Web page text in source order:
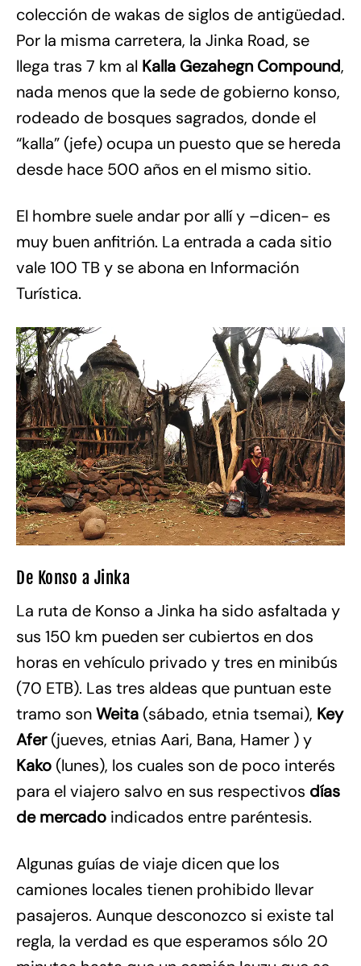
colección de wakas de siglos de antigüedad.
Por la misma carretera, la Jinka Road, se
llega tras 7 km al Kalla Gezahegn Compound,
nada menos que la sede de gobierno konso,
rodeado de bosques sagrados, donde el
“kalla” (jefe) ocupa un puesto que se hereda
desde hace 500 años en el mismo sitio.
El hombre suele andar por allí y –dicen- es
muy buen anfitrión. La entrada a cada sitio
vale 100 TB y se abona en Información
Turística.
De Konso a Jinka
La ruta de Konso a Jinka ha sido asfaltada y
sus 150 km pueden ser cubiertos en dos
horas en vehículo privado y tres en minibús
(70 ETB). Las tres aldeas que puntuan este
tramo sonWeita (sábado, etnia tsemai), Key
Afer(jueves, etnias Aari, Bana, Hamer ) y
Kako (lunes), los cuales son de poco interés
para el viajero salvo en sus respectivos días
de mercado indicados entre paréntesis.
Algunas guías de viaje dicen que los
camiones locales tienen prohibido llevar
pasajeros. Aunque desconozco si existe tal
regla, la verdad es que esperamos sólo 20